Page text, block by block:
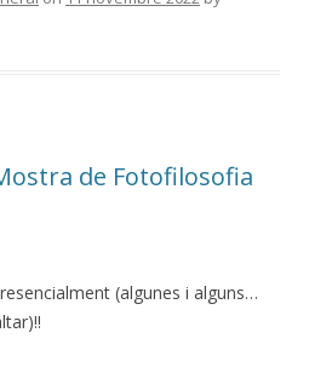
de Fotofilosofia
(algunes i alguns…